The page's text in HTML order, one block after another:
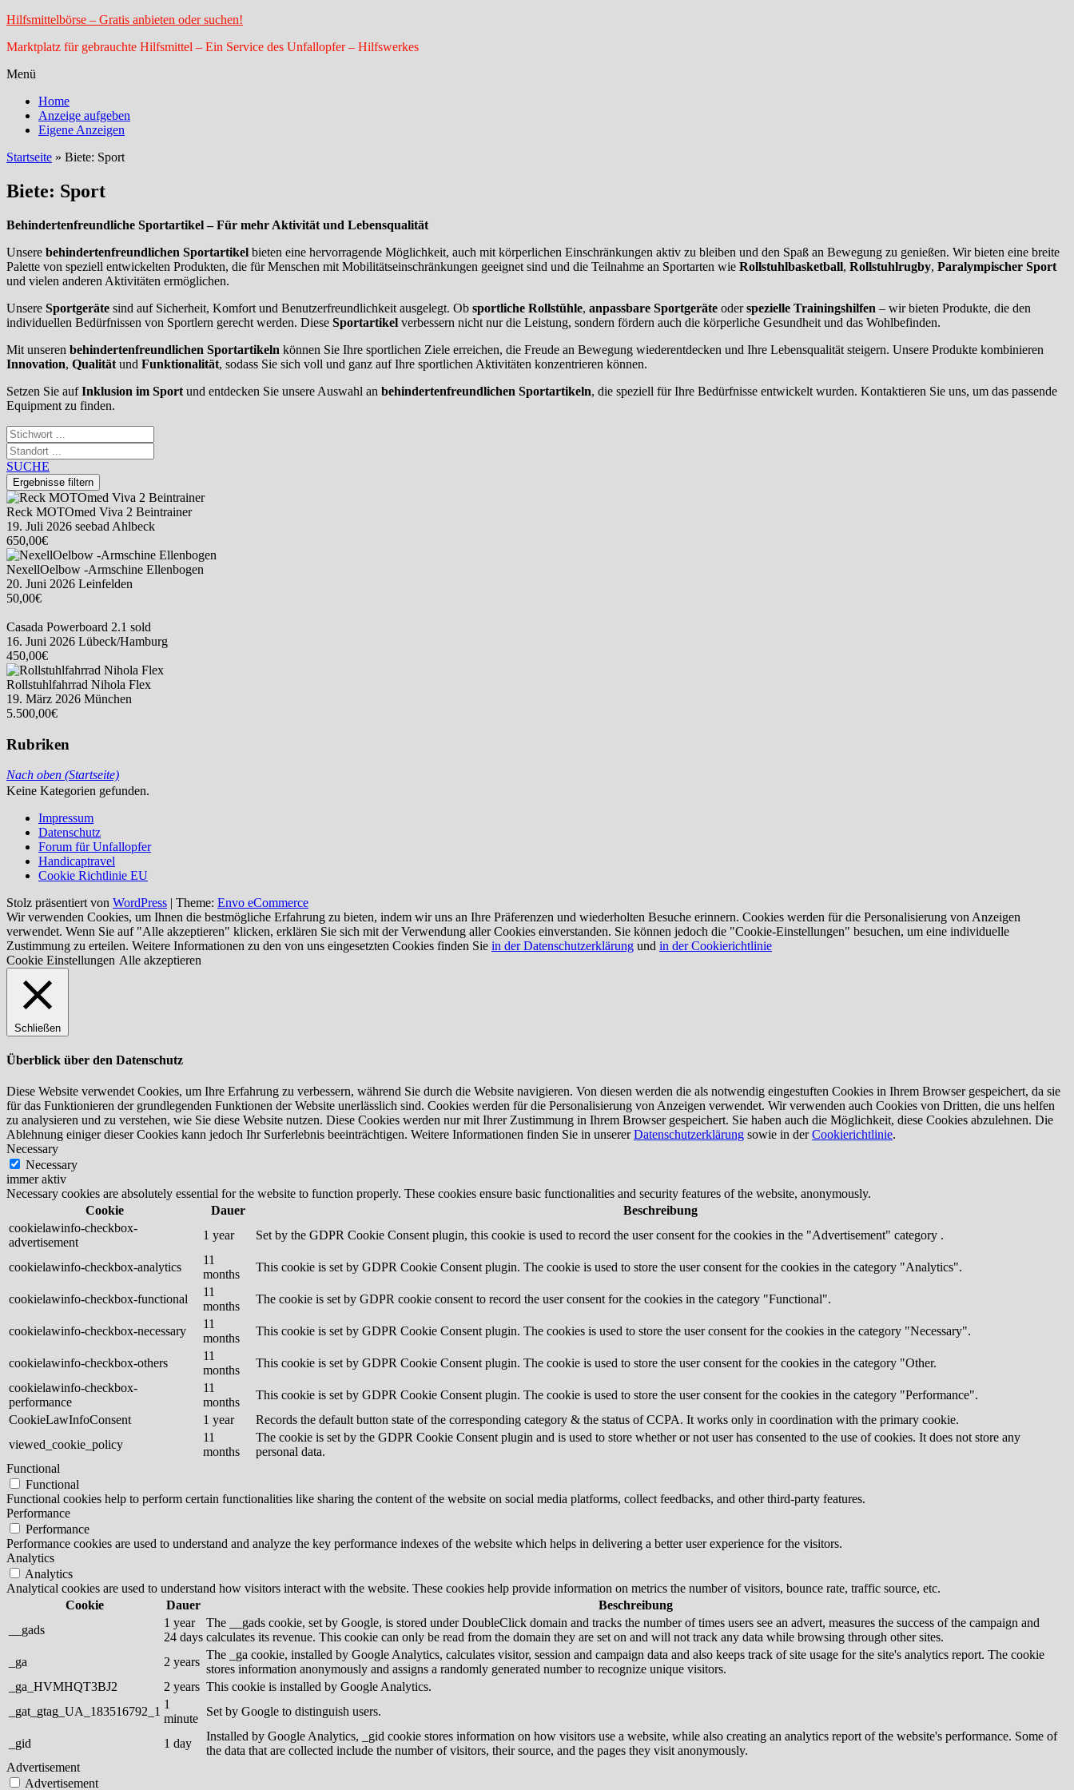
Hilfsmittelbörse – Gratis anbieten oder suchen!
Marktplatz für gebrauchte Hilfsmittel – Ein Service des Unfallopfer – Hilfswerkes
Menü
Home
Anzeige aufgeben
Eigene Anzeigen
Startseite » Biete: Sport
Biete: Sport
Behindertenfreundliche Sportartikel – Für mehr Aktivität und Lebensqualität
Unsere behindertenfreundlichen Sportartikel bieten eine hervorragende Möglichkeit, auch mit körperlichen Einschränkungen aktiv zu bleiben und den Spaß an Bewegung zu genießen. Wir bieten eine breite
Palette von speziell entwickelten Produkten, die für Menschen mit Mobilitätseinschränkungen geeignet sind und die Teilnahme an Sportarten wie Rollstuhlbasketball, Rollstuhlrugby, Paralympischer Sport
und vielen anderen Aktivitäten ermöglichen.
Unsere Sportgeräte sind auf Sicherheit, Komfort und Benutzerfreundlichkeit ausgelegt. Ob sportliche Rollstühle, anpassbare Sportgeräte oderspezielle Trainingshilfen – wir bieten Produkte, die den
individuellen Bedürfnissen von Sportlern gerecht werden. Diese Sportartikel verbessern nicht nur die Leistung, sondern fördern auch die körperliche Gesundheit und das Wohlbefinden.
Mit unseren behindertenfreundlichen Sportartikeln können Sie Ihre sportlichen Ziele erreichen, die Freude an Bewegung wiederentdecken und Ihre Lebensqualität steigern. Unsere Produkte kombinieren
Innovation, Qualität und Funktionalität, sodass Sie sich voll und ganz auf Ihre sportlichen Aktivitäten konzentrieren können.
Setzen Sie aufInklusion im Sport und entdecken Sie unsere Auswahl an behindertenfreundlichen Sportartikeln, die speziell für Ihre Bedürfnisse entwickelt wurden. Kontaktieren Sie uns, um das passende
Equipment zu finden.
SUCHE
Reck MOTOmed Viva 2 Beintrainer
19. Juli 2026 seebad Ahlbeck
650,00€
NexellOelbow -Armschine Ellenbogen
20. Juni 2026 Leinfelden
50,00€
Casada Powerboard 2.1 sold
16. Juni 2026 Lübeck/Hamburg
450,00€
Rollstuhlfahrrad Nihola Flex
19. März 2026 München
5.500,00€
Rubriken
Nach oben (Startseite)
Keine Kategorien gefunden.
Impressum
Datenschutz
Forum für Unfallopfer
Handicaptravel
Cookie Richtlinie EU
Stolz präsentiert von WordPress | Theme: Envo eCommerce
Wir verwenden Cookies, um Ihnen die bestmögliche Erfahrung zu bieten, indem wir uns an Ihre Präferenzen und wiederholten Besuche erinnern. Cookies werden für die Personalisierung von Anzeigen
verwendet. Wenn Sie auf "Alle akzeptieren" klicken, erklären Sie sich mit der Verwendung aller Cookies einverstanden. Sie können jedoch die "Cookie-Einstellungen" besuchen, um eine individuelle
Zustimmung zu erteilen. Weitere Informationen zu den von uns eingesetzten Cookies finden Sie in der Datenschutzerklärung und in der Cookierichtlinie
Cookie Einstellungen Alle akzeptieren
Schließen
Überblick über den Datenschutz
Diese Website verwendet Cookies, um Ihre Erfahrung zu verbessern, während Sie durch die Website navigieren. Von diesen werden die als notwendig eingestuften Cookies in Ihrem Browser gespeichert, da sie
für das Funktionieren der grundlegenden Funktionen der Website unerlässlich sind. Cookies werden für die Personalisierung von Anzeigen verwendet. Wir verwenden auch Cookies von Dritten, die uns helfen
zu analysieren und zu verstehen, wie Sie diese Website nutzen. Diese Cookies werden nur mit Ihrer Zustimmung in Ihrem Browser gespeichert. Sie haben auch die Möglichkeit, diese Cookies abzulehnen. Die
Ablehnung einiger dieser Cookies kann jedoch Ihr Surferlebnis beeinträchtigen. Weitere Informationen finden Sie in unsererDatenschutzerklärung sowie in derCookierichtlinie.
Necessary
Necessary
immer aktiv
Necessary cookies are absolutely essential for the website to function properly. These cookies ensure basic functionalities and security features of the website, anonymously.
Cookie
Dauer
Beschreibung
cookielawinfo-checkbox-
advertisement
1 year Set by the GDPR Cookie Consent plugin, this cookie is used to record the user consent for the cookies in the "Advertisement" category .
cookielawinfo-checkbox-analytics
11
months
This cookie is set by GDPR Cookie Consent plugin. The cookie is used to store the user consent for the cookies in the category "Analytics".
cookielawinfo-checkbox-functional
11
months
The cookie is set by GDPR cookie consent to record the user consent for the cookies in the category "Functional".
cookielawinfo-checkbox-necessary
11
months
This cookie is set by GDPR Cookie Consent plugin. The cookies is used to store the user consent for the cookies in the category "Necessary".
cookielawinfo-checkbox-others
11
months
This cookie is set by GDPR Cookie Consent plugin. The cookie is used to store the user consent for the cookies in the category "Other.
cookielawinfo-checkbox-
performance
11
months
This cookie is set by GDPR Cookie Consent plugin. The cookie is used to store the user consent for the cookies in the category "Performance".
CookieLawInfoConsent
1 year
Records the default button state of the corresponding category & the status of CCPA. It works only in coordination with the primary cookie.
viewed_cookie_policy
11
months
The cookie is set by the GDPR Cookie Consent plugin and is used to store whether or not user has consented to the use of cookies. It does not store any
personal data.
Functional
Functional
Functional cookies help to perform certain functionalities like sharing the content of the website on social media platforms, collect feedbacks, and other third-party features.
Performance
Performance
Performance cookies are used to understand and analyze the key performance indexes of the website which helps in delivering a better user experience for the visitors.
Analytics
Analytics
Analytical cookies are used to understand how visitors interact with the website. These cookies help provide information on metrics the number of visitors, bounce rate, traffic source, etc.
Cookie
Dauer
Beschreibung
__gads
1 year
24 days
The __gads cookie, set by Google, is stored under DoubleClick domain and tracks the number of times users see an advert, measures the success of the campaign and
calculates its revenue. This cookie can only be read from the domain they are set on and will not track any data while browsing through other sites.
_ga
2 years
The _ga cookie, installed by Google Analytics, calculates visitor, session and campaign data and also keeps track of site usage for the site's analytics report. The cookie
stores information anonymously and assigns a randomly generated number to recognize unique visitors.
_ga_HVMHQT3BJ2
2 years This cookie is installed by Google Analytics.
_gat_gtag_UA_183516792_1
1
minute
Set by Google to distinguish users.
_gid 1 day
Installed by Google Analytics, _gid cookie stores information on how visitors use a website, while also creating an analytics report of the website's performance. Some of
the data that are collected include the number of visitors, their source, and the pages they visit anonymously.
Advertisement
Advertisement